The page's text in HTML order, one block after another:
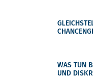
WAS TUN
UND